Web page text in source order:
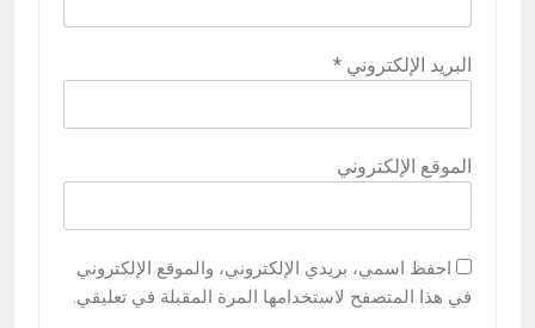
البريد الإلكتروني *
الموقع الإلكتروني
احفظ اسمي، بريدي الإلكتروني، والموقع الإلكتروني
في هذا المتصفح لاستخدامها المرة المقبلة في تعليقي.